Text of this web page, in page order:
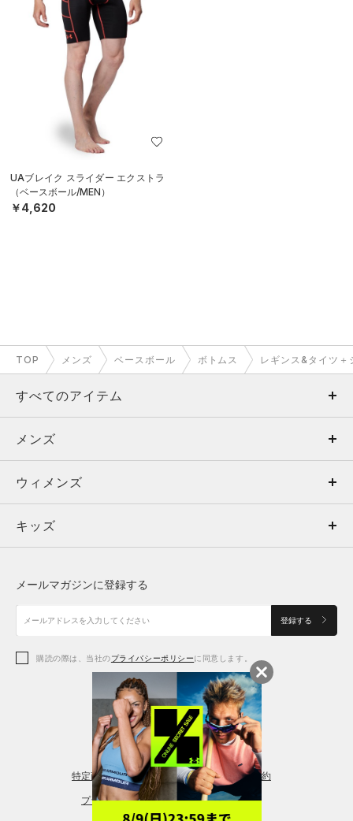
UAブレイク スライダー エクストラ
（ベースボール/MEN）
￥4,620
TOP メンズ ベースボール ボトムス レギンス&タイツ＋
すべてのアイテム
メンズ
ウィメンズ
キッズ
アクセサリー
メンズ
トップス
ボトムス
アクセサリー
ウィメンズ
トップス
シューズ
アクセサリー
レギンス＆タイツ
キッズ
シューズ
メールマガジンに登録する
登録する
購読の際は、当社のプライバシーポリシーに同意します。
特定商取引法に基づく通販の表記 会員規約
プライバシーポリシー